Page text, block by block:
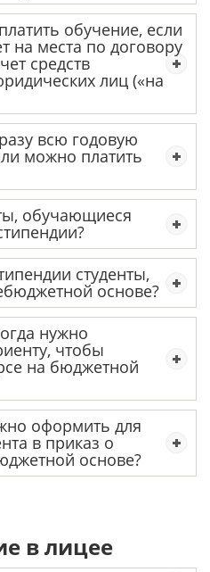
обучение, если
на места по договору
средств
лиц («на
всю годовую
можно платить
обучающиеся
студенты,
основе?
нужно
чтобы
на бюджетной
оформить для
в приказ о
основе?
в лицее